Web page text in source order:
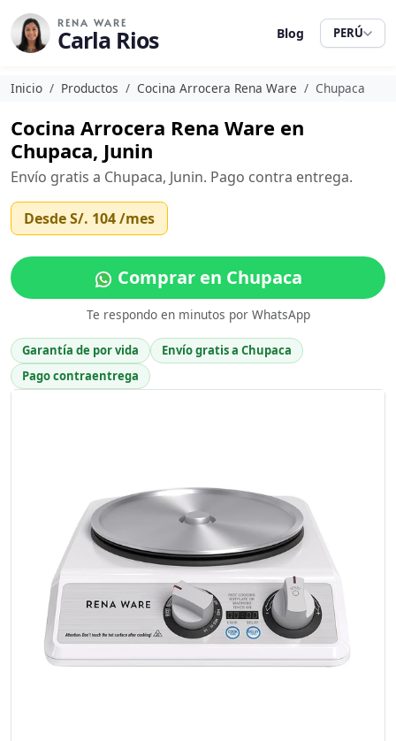
RENA WARE
Carla Rios Blog PERÚ
Inicio Productos Cocina Arrocera Rena Ware Chupaca
Cocina Arrocera Rena Ware en
Chupaca, Junin
Envío gratis a Chupaca, Junin. Pago contra entrega.
DesdeS/. 104/mes
Comprar en Chupaca
Te respondo en minutos por WhatsApp
Garantía de por vida
Envío gratis a Chupaca
Pago contraentrega